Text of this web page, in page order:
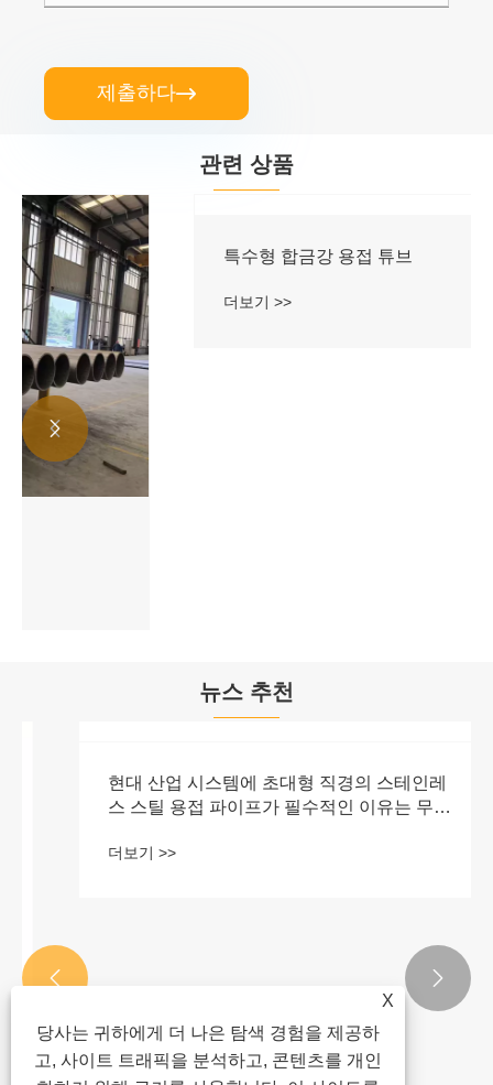
제출하다
관련 상품


뉴스 추천
현대 산업 시스템에 초대형 직경의 스테인레
 
X
당사는 귀하에게 더 나은 탐색 경험을 제공하
고, 사이트 트래픽을 분석하고, 콘텐츠를 개인